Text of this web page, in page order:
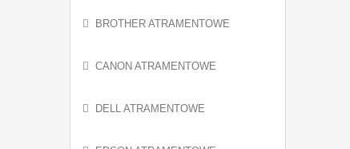
BROTHER ATRAMENTOWE
CANON ATRAMENTOWE
DELL ATRAMENTOWE